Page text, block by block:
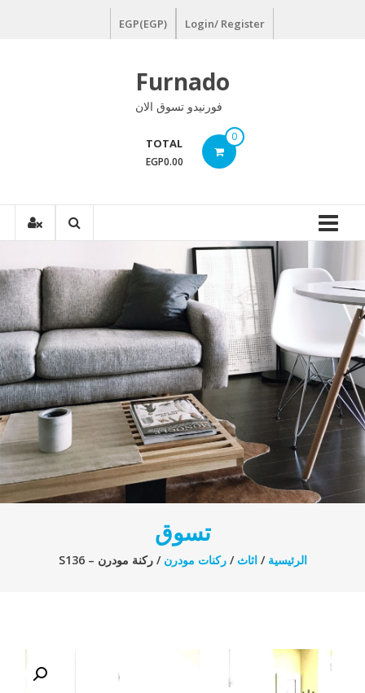
Login/ Register
EGP(EGP)
Furnado
فورنيدو تسوق الان
0
TOTAL
EGP0.00
تسوق
الرئيسية /اثاث /ركنات مودرن / ركنة مودرن – S136